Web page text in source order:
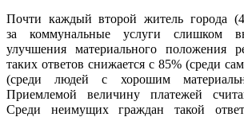
Почти каждый второй житель города
за коммунальные услуги слишком
улучшения материального положения
таких ответов снижается с 85% (среди
(среди людей с хорошим
Приемлемой величину платежей
Среди неимущих граждан такой